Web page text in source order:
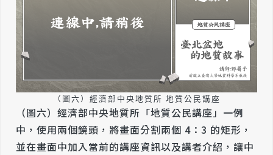
（圖六）經濟部中央地質所 地質公民講座
（圖六）經濟部中央地質所「地質公民講座」一例
中，使用兩個鏡頭，將畫面分割兩個 4：3 的矩形，
並在畫面中加入當前的講座資訊以及講者介紹，讓中